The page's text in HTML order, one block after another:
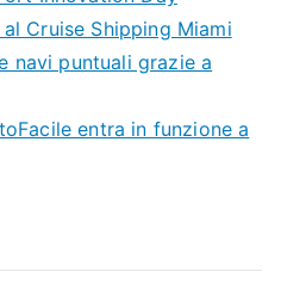
Cruise Shipping Miami
navi puntuali grazie a
entra in funzione a